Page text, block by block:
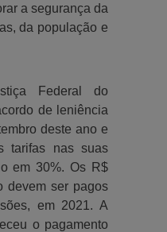
a segurança da
da população e
Federal do
de leniência
deste ano e
tarifas nas suas
em 30%. Os R$
devem ser pagos
em 2021. A
o pagamento